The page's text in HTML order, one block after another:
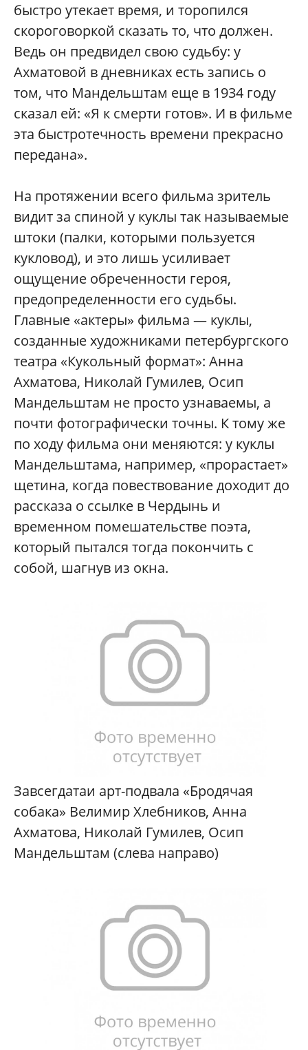
быстро утекает время, и торопился
скороговоркой сказать то, что должен.
Ведь он предвидел свою судьбу: у
Ахматовой в дневниках есть запись о
том, что Мандельштам еще в 1934 году
сказал ей: «Я к смерти готов». И в фильме
эта быстротечность времени прекрасно
передана».
На протяжении всего фильма зритель
видит за спиной у куклы так называемые
штоки (палки, которыми пользуется
кукловод), и это лишь усиливает
ощущение обреченности героя,
предопределенности его судьбы.
Главные «актеры» фильма — куклы,
созданные художниками петербургского
театра «Кукольный формат»: Анна
Ахматова, Николай Гумилев, Осип
Мандельштам не просто узнаваемы, а
почти фотографически точны. К тому же
по ходу фильма они меняются: у куклы
Мандельштама, например, «прорастает»
щетина, когда повествование доходит до
рассказа о ссылке в Чердынь и
временном помешательстве поэта,
который пытался тогда покончить с
собой, шагнув из окна.
Завсегдатаи арт-подвала «Бродячая
собака» Велимир Хлебников, Анна
Ахматова, Николай Гумилев, Осип
Мандельштам (слева направо)